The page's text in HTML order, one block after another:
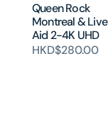
Queen Rock
Montreal & Live
Aid 2-4K UHD
HKD$280.00